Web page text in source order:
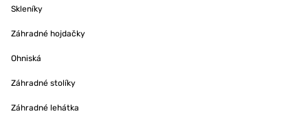
Skleníky
Záhradné hojdačky
Ohniská
Záhradné stolíky
Záhradné lehátka